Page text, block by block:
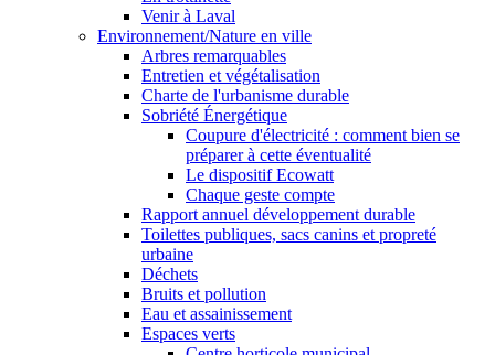
Venir à Laval
Environnement/Nature en ville
Arbres remarquables
Entretien et végétalisation
Charte de l'urbanisme durable
Sobriété Énergétique
Coupure d'électricité : comment bien se
préparer à cette éventualité
Le dispositif Ecowatt
Chaque geste compte
Rapport annuel développement durable
Toilettes publiques, sacs canins et propreté
urbaine
Déchets
Bruits et pollution
Eau et assainissement
Espaces verts